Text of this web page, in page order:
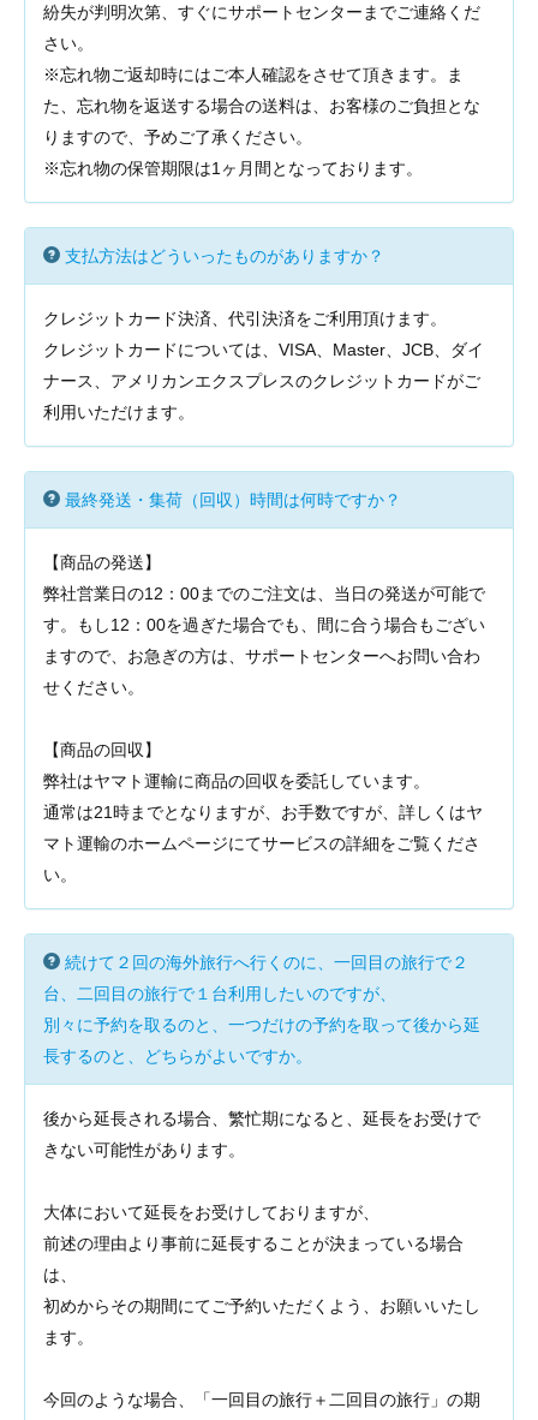
紛失が判明次第、すぐにサポートセンターまでご連絡くだ
さい。
※忘れ物ご返却時にはご本人確認をさせて頂きます。ま
た、忘れ物を返送する場合の送料は、お客様のご負担とな
りますので、予めご了承ください。
※忘れ物の保管期限は1ヶ月間となっております。
支払方法はどういったものがありますか？
クレジットカード決済、代引決済をご利用頂けます。
クレジットカードについては、VISA、Master、JCB、ダイ
ナース、アメリカンエクスプレスのクレジットカードがご
利用いただけます。
最終発送・集荷（回収）時間は何時ですか？
【商品の発送】
弊社営業日の12：00までのご注文は、当日の発送が可能で
す。もし12：00を過ぎた場合でも、間に合う場合もござい
ますので、お急ぎの方は、サポートセンターへお問い合わ
せください。
【商品の回収】
弊社はヤマト運輸に商品の回収を委託しています。
通常は21時までとなりますが、お手数ですが、詳しくはヤ
マト運輸のホームページにてサービスの詳細をご覧くださ
い。
続けて２回の海外旅行へ行くのに、一回目の旅行で２
台、二回目の旅行で１台利用したいのですが、
別々に予約を取るのと、一つだけの予約を取って後から延
長するのと、どちらがよいですか。
後から延長される場合、繁忙期になると、延長をお受けで
きない可能性があります。
大体において延長をお受けしておりますが、
前述の理由より事前に延長することが決まっている場合
は、
初めからその期間にてご予約いただくよう、お願いいたし
ます。
今回のような場合、「一回目の旅行＋二回目の旅行」の期